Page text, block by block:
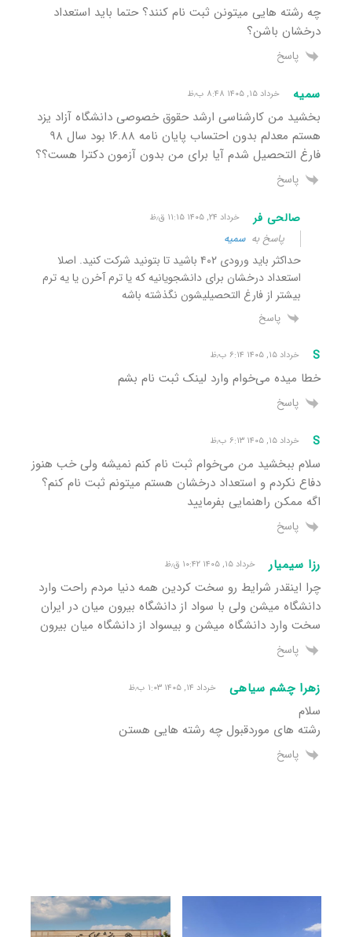
چه رشته هایی میتونن ثبت نام کنند؟ حتما باید استعداد
درخشان باشن؟
پاسخ
سمیه خرداد ۱۵, ۱۴۰۵ ۸:۴۸ ب٫ظ
بخشید من کارشناسی ارشد حقوق خصوصی دانشگاه آزاد یزد
هستم معدلم بدون احتساب پایان نامه ۱۶.۸۸ بود سال ۹۸
فارغ التحصیل شدم آیا برای من بدون آزمون دکترا هست؟؟
پاسخ
صالحی فر خرداد ۲۴, ۱۴۰۵ ۱۱:۱۵ ق٫ظ
پاسخ بهسمیه
حداکثر باید ورودی ۴۰۲ باشید تا بتونید شرکت کنید. اصلا
استعداد درخشان برای دانشجویانیه که یا ترم آخرن یا یه ترم
بیشتر از فارغ التحصیلیشون نگذشته باشه
پاسخ
S خرداد ۱۵, ۱۴۰۵ ۶:۱۴ ب٫ظ
خطا میده می‌خوام وارد لینک ثبت نام بشم
پاسخ
S خرداد ۱۵, ۱۴۰۵ ۶:۱۳ ب٫ظ
سلام ببخشید من می‌خوام ثبت نام کنم نمیشه ولی خب هنوز
دفاع نکردم و استعداد درخشان هستم میتونم ثبت نام کنم؟
اگه ممکن راهنمایی بفرمایید
پاسخ
رزا سیمیار خرداد ۱۵, ۱۴۰۵ ۱۰:۴۲ ق٫ظ
چرا اینقدر شرایط رو سخت کردین همه دنیا مردم راحت وارد
دانشگاه میشن ولی با سواد از دانشگاه بیرون میان در ایران
سخت وارد دانشگاه میشن و بیسواد از دانشگاه میان بیرون
پاسخ
زهرا چشم سیاهی خرداد ۱۴, ۱۴۰۵ ۱:۰۳ ب٫ظ
سلام
رشته های موردقبول چه رشته هایی هستن
پاسخ